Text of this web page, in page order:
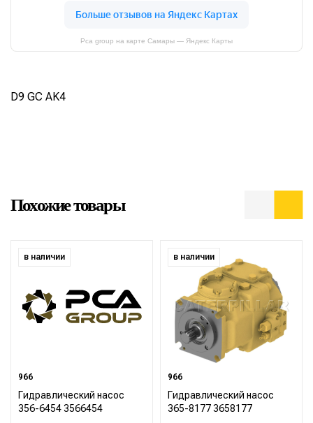
Pca group на карте Самары — Яндекс Карты
D9 GC AK4
Похожие товары
в наличии
966
Гидравлический насос
356-6454 3566454
в наличии
966
Гидравлический насос
365-8177 3658177